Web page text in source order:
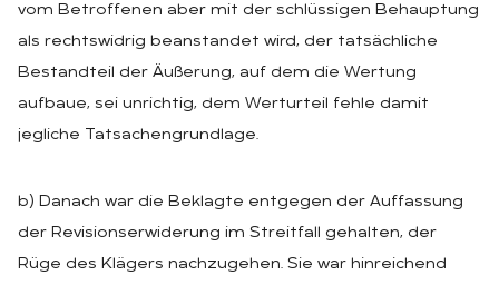
vom Betroffenen aber mit der schlüssigen Behauptung
als rechtswidrig beanstandet wird, der tatsächliche
Bestandteil der Äußerung, auf dem die Wertung
aufbaue, sei unrichtig, dem Werturteil fehle damit
jegliche Tatsachengrundlage.
b) Danach war die Beklagte entgegen der Auffassung
der Revisionserwiderung im Streitfall gehalten, der
Rüge des Klägers nachzugehen. Sie war hinreichend